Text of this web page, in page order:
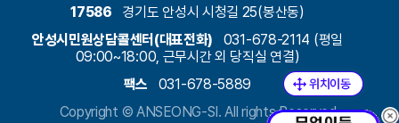
17586
경기도 안성시 시청길 25(봉산동)
안성시민원상담콜센터(대표전화)
031-678-2114 (평일
09:00~18:00, 근무시간 외 당직실 연결)
팩스
031-678-5889
Copyright © ANSEONG-SI. All rights Reserved.